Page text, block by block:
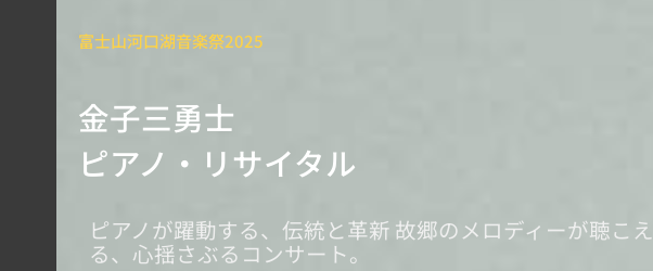
富士山河口湖音楽祭2025
金子三勇士
ピアノ・リサイタル
ピアノが躍動する、伝統と革新 故郷のメロディーが聴こえ
る、心揺さぶるコンサート。